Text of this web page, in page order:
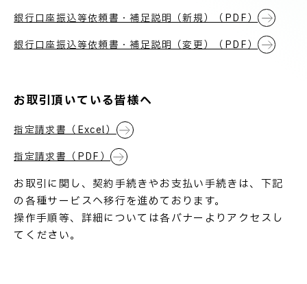
お知らせ
お取引先の皆様へ
銀行口座振込等依頼書・補足説明（新規）（PDF）
銀行口座振込等依頼書・補足説明（変更）（PDF）
お取引頂いている皆様へ
指定請求書（Excel）
指定請求書（PDF）
お取引に関し、契約手続きやお支払い手続きは、下記
の各種サービスへ移行を進めております。
操作手順等、詳細については各バナーよりアクセスし
てください。